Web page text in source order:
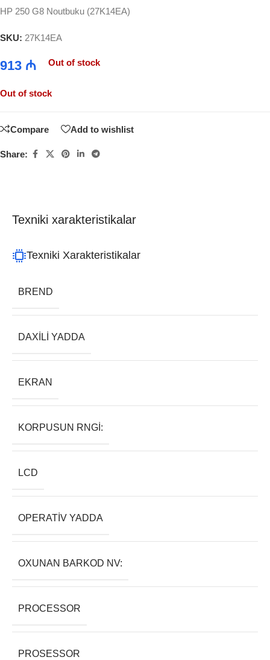
HP 250 G8 Noutbuku (27K14EA)
SKU: 27K14EA
913 ₼ Out of stock
Out of stock
Compare Add to wishlist
Share:
Texniki xarakteristikalar
Texniki Xarakteristikalar
BREND
DAXILI YADDA
EKRAN
KORPUSUN RNGI:
LCD
OPERATIV YADDA
OXUNAN BARKOD NV:
PROCESSOR
PROSESSOR